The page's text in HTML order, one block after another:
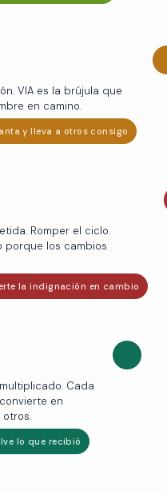
VIA es la brújula que
en camino.
y lleva a otros consigo
Romper el ciclo.
porque los cambios
la indignación en cambio
Cada
en
lo que recibió